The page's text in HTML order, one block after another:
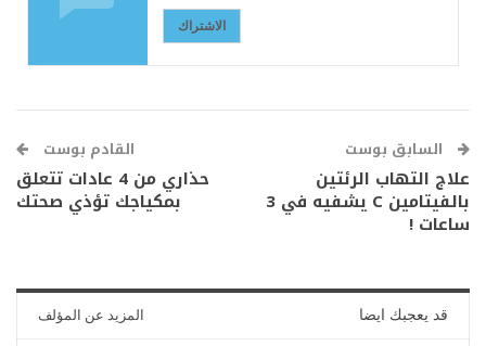
الاشتراك
السابق بوست
علاج التهاب الرئتين
بالفيتامين C يشفيه في 3
ساعات !
القادم بوست
حذاري من 4 عادات تتعلق
بمكياجك تؤذي صحتك
قد يعجبك ايضا المزيد عن المؤلف